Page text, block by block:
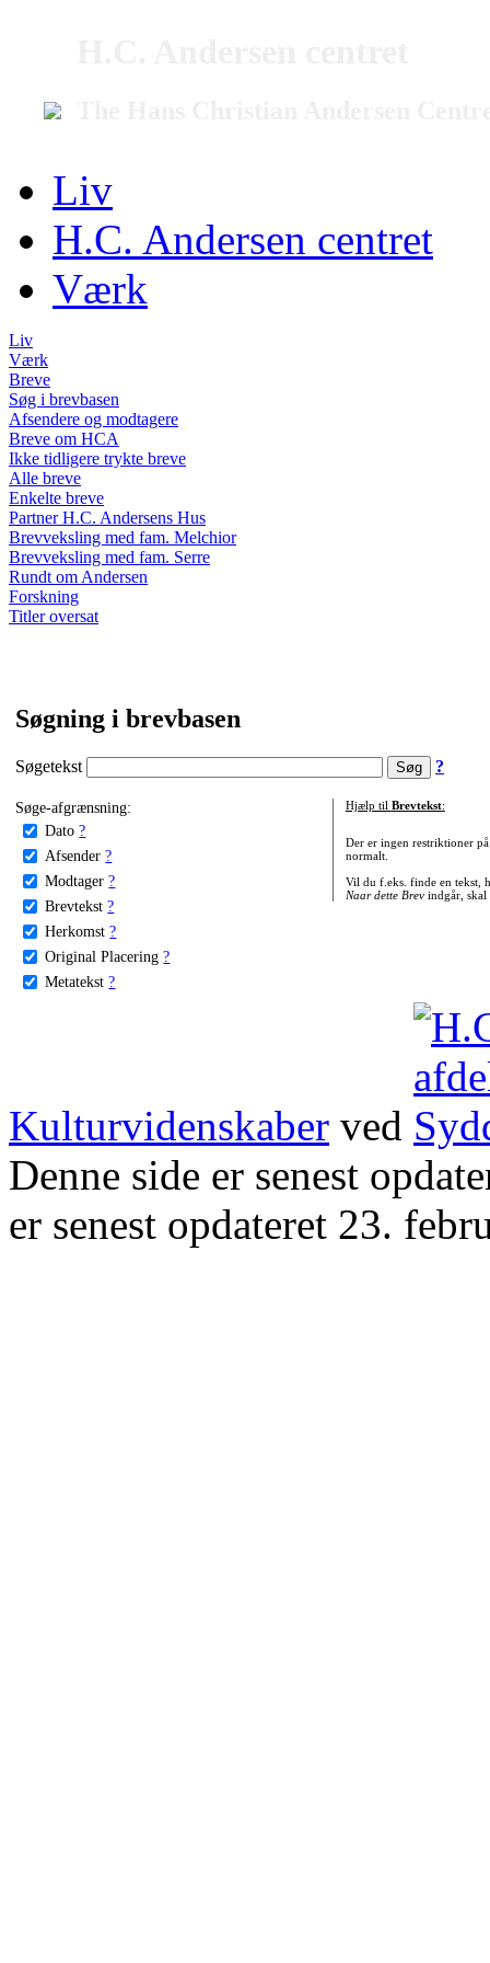
Liv
H.C. Andersen centret
Værk
Liv
Værk
Breve
Søg i brevbasen
Afsendere og modtagere
Breve om HCA
Ikke tidligere trykte breve
Alle breve
Enkelte breve
Partner H.C. Andersens Hus
Brevveksling med fam. Melchior
Brevveksling med fam. Serre
Rundt om Andersen
Forskning
Titler oversat
Søgning i brevbasen
Søgetekst ?
Søge-afgrænsning:
Dato ?
Afsender ?
Modtager ?
Brevtekst ?
Herkomst ?
Original Placering ?
Metatekst ?
Hjælp til Brevtekst:
Der er ingen restriktioner
normalt.
Vil du f.eks. finde en tekst,
Naar dette Brevindgår, skal
Kulturvidenskaber ved
Denne side er senest
er senest opdateret 23.